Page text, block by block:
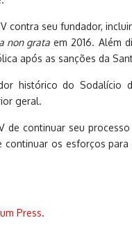
contra seu fundador,
non grata em 2016. Além
após as sanções da
histórico do
geral.
de continuar seu
continuar os esforços
Press.